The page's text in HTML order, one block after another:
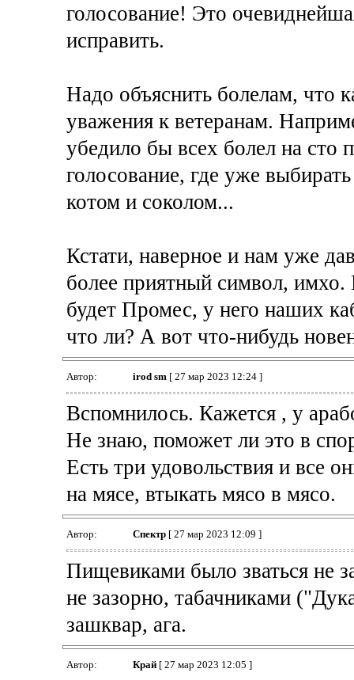
голосование! Это
исправить.
Надо объяснить болелам, что
уважения к ветеранам.
убедило бы всех болел на сто
голосование, где уже
котом и соколом...
Кстати, наверное и нам уже
более приятный символ,
будет Промес, у него наших
что ли? А вот что-нибудь
Автор: irod sm [ 27 мар 2023 12:24 ]
Вспомнилось. Кажется , у
Не знаю, поможет ли это в
Есть три удовольствия и все
на мясе, втыкать мясо в мясо.
Автор: Спектр[ 27 мар 2023 12:09 ]
Пищевиками было зваться не
не зазорно, табачниками
зашквар, ага.
Автор: Край[ 27 мар 2023 12:05 ]